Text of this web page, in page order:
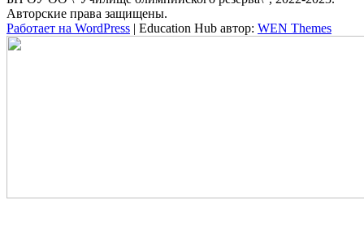
Авторские права защищены.
Работает на WordPress | Education Hub автор: WEN Themes